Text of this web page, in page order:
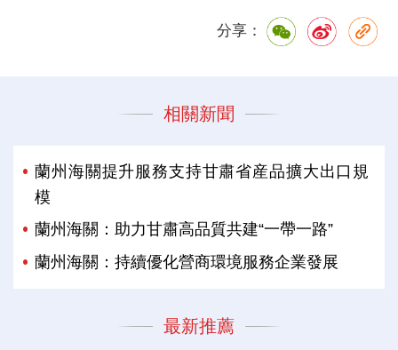
分享：
相關新聞
蘭州海關提升服務支持甘肅省産品擴大出口規
模
蘭州海關：助力甘肅高品質共建“一帶一路”
蘭州海關：持續優化營商環境服務企業發展
最新推薦